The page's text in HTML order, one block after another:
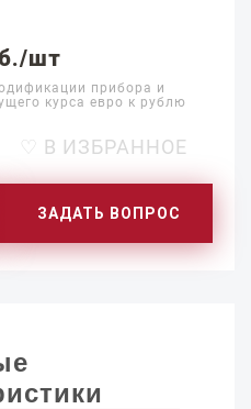
шт
прибора и
курса евро к рублю
♡ В ИЗБРАННОЕ
ЗАДАТЬ ВОПРОС